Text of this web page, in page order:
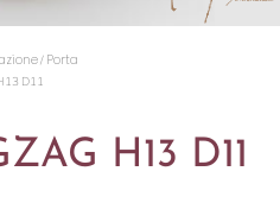
/ Porta
D11
H13 D11